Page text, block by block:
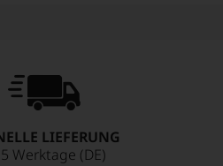
LIEFERUNG
Werktage (DE)